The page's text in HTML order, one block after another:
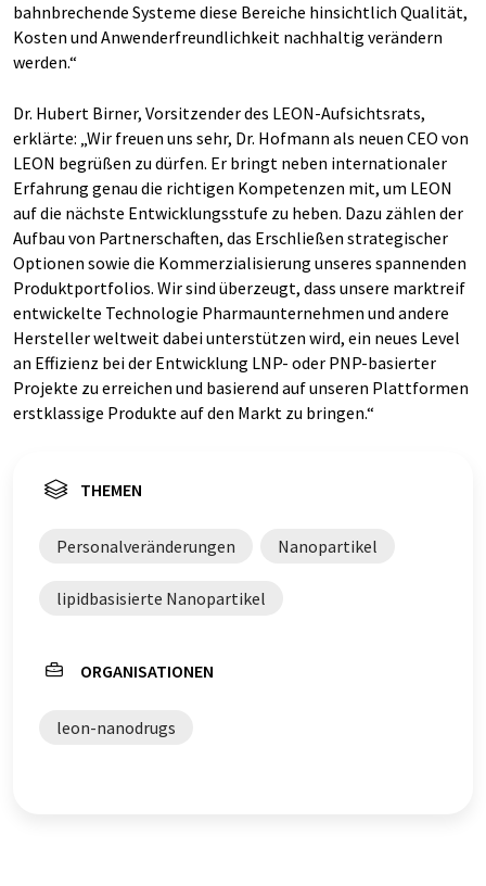
bahnbrechende Systeme diese Bereiche hinsichtlich Qualität,
Kosten und Anwenderfreundlichkeit nachhaltig verändern
werden.“
Dr. Hubert Birner, Vorsitzender des LEON-Aufsichtsrats,
erklärte: „Wir freuen uns sehr, Dr. Hofmann als neuen CEO von
LEON begrüßen zu dürfen. Er bringt neben internationaler
Erfahrung genau die richtigen Kompetenzen mit, um LEON
auf die nächste Entwicklungsstufe zu heben. Dazu zählen der
Aufbau von Partnerschaften, das Erschließen strategischer
Optionen sowie die Kommerzialisierung unseres spannenden
Produktportfolios. Wir sind überzeugt, dass unsere marktreif
entwickelte Technologie Pharmaunternehmen und andere
Hersteller weltweit dabei unterstützen wird, ein neues Level
an Effizienz bei der Entwicklung LNP- oder PNP-basierter
Projekte zu erreichen und basierend auf unseren Plattformen
erstklassige Produkte auf den Markt zu bringen.“
THEMEN
Personalveränderungen Nanopartikel
lipidbasisierte Nanopartikel
ORGANISATIONEN
leon-nanodrugs